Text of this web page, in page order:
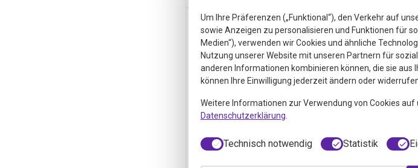
Um Ihre Präferenzen („Funktional“), den Verkehr auf
sowie Anzeigen zu personalisieren und Funktionen für
Medien“), verwenden wir Cookies und ähnliche
Nutzung unserer Website mit unseren Partnern für
anderen Informationen kombinieren können, die sie aus
können Ihre Einwilligung jederzeit ändern oder
Weitere Informationen zur Verwendung von Cookies
Datenschutzerklärung
Technisch notwendig Statistik